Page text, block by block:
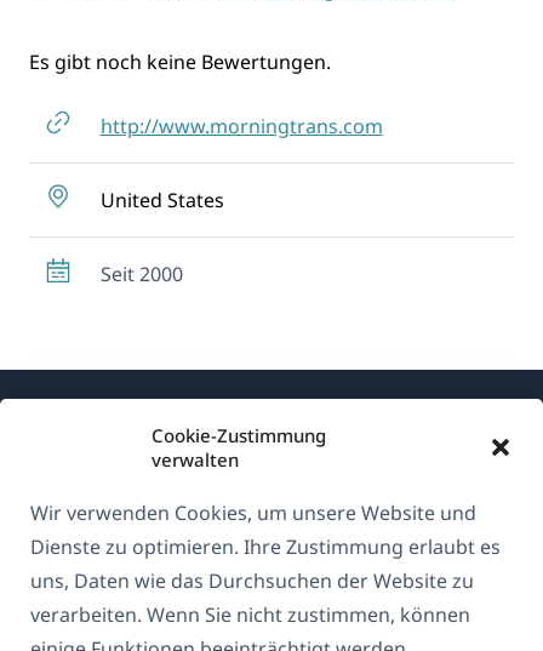
Cookie-Zustimmung
verwalten
Wir verwenden Cookies, um unsere Website und
Dienste zu optimieren. Ihre Zustimmung erlaubt es
uns, Daten wie das Durchsuchen der Website zu
verarbeiten. Wenn Sie nicht zustimmen, können
Es gibt noch keine Bewertungen.
http://www.morningtrans.com
United States
Seit 2000
Über WPML
DSGVO & Datenschutzrichtlinie
Unserem Team beitreten(öffnet